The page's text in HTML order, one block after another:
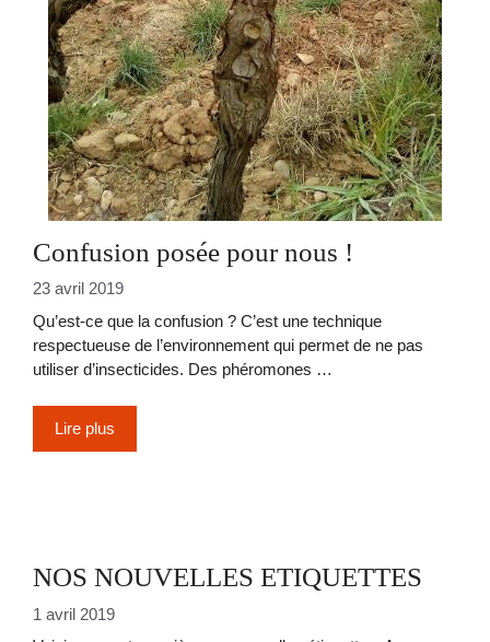
Confusion posée pour nous !
23 avril 2019
Qu’est-ce que la confusion ? C’est une technique
respectueuse de l’environnement qui permet de ne pas
utiliser d’insecticides. Des phéromones …
Lire plus
NOS NOUVELLES ETIQUETTES
1 avril 2019